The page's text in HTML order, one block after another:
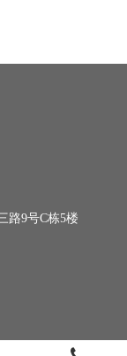
9号C栋5楼